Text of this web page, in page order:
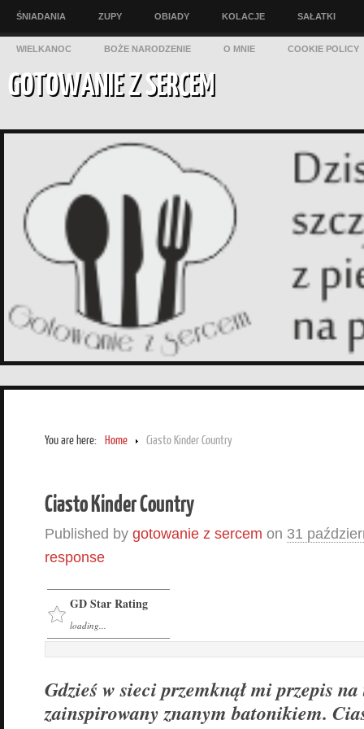
ŚNIADANIA ZUPY OBIADY KOLACJE SAŁATKI
WIELKANOC BOŻE NARODZENIE O MNIE COOKIE POLICY
GOTOWANIE Z SERCEM
You are here: Home Ciasto Kinder Country
Ciasto Kinder Country
Published by gotowanie z sercem on 31
response
GD Star Rating
loading...
Gdzieś w sieci przemknął mi przepis
zainspirowany znanym batonikiem.